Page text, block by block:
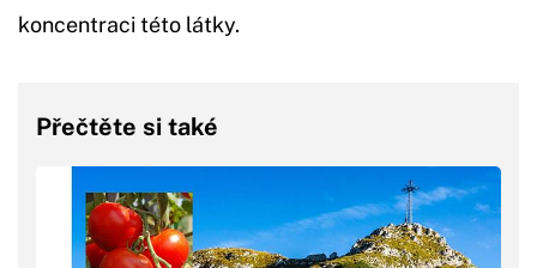
koncentraci této látky.
Přečtěte si také